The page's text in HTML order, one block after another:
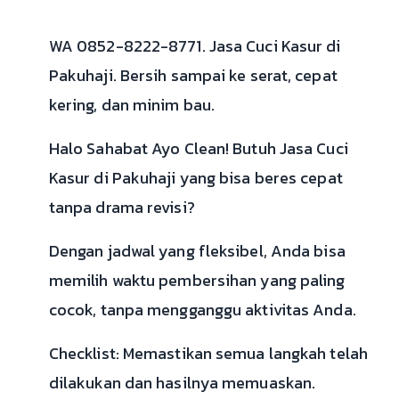
WA 0852-8222-8771. Jasa Cuci Kasur di
Pakuhaji. Bersih sampai ke serat, cepat
kering, dan minim bau.
Halo Sahabat Ayo Clean! Butuh Jasa Cuci
Kasur di Pakuhaji yang bisa beres cepat
tanpa drama revisi?
Dengan jadwal yang fleksibel, Anda bisa
memilih waktu pembersihan yang paling
cocok, tanpa mengganggu aktivitas Anda.
Checklist: Memastikan semua langkah telah
dilakukan dan hasilnya memuaskan.